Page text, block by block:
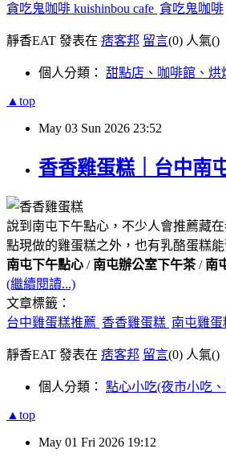
貪吃鬼咖啡 kuishinbou cafe 貪吃鬼咖啡
靜香EAT 發表在 痞客邦 留言(0) 人氣()
個人分類： 甜點店、咖啡館、烘
▲top
May 03 Sun 2026 23:52
香香雞蛋糕｜台中南
說到南屯下午點心，不少人會推薦藏
點現做的雞蛋糕之外，也有乳酪蛋糕
南屯下午點心 / 南屯辦公室下午茶/ 南
(繼續閱讀...)
文章標籤：
台中雞蛋糕推薦 香香雞蛋糕 南屯雞蛋
靜香EAT 發表在 痞客邦 留言(0) 人氣()
個人分類： 點心小吃(夜市小吃
▲top
May 01 Fri 2026 19:12